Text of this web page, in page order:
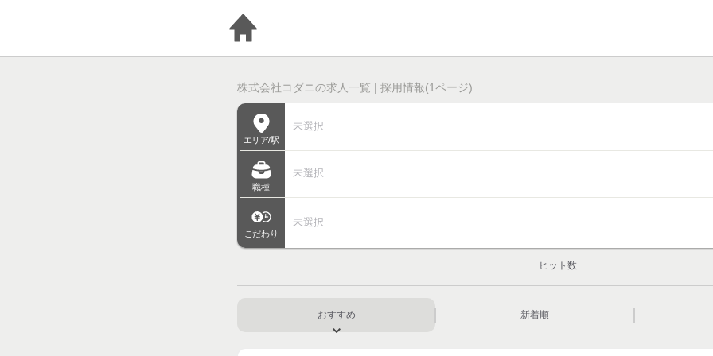
株式会社コダニの求人一覧 | 採用情報(1ページ)
エリア/駅
未選択
職種
未選択
こだわり
未選択
ヒット数
おすすめ 新着順